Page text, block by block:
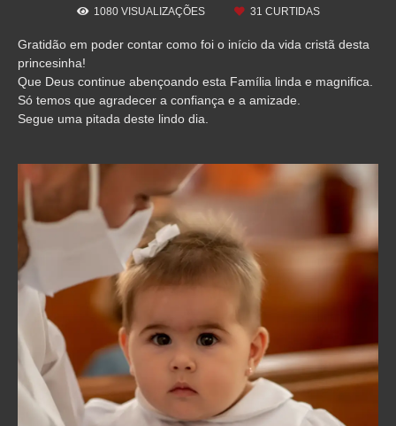
1080VISUALIZAÇÕES 31 CURTIDAS
Gratidão em poder contar como foi o início da vida cristã desta
princesinha!
Que Deus continue abençoando esta Família linda e magnifica.
Só temos que agradecer a confiança e a amizade.
Segue uma pitada deste lindo dia.